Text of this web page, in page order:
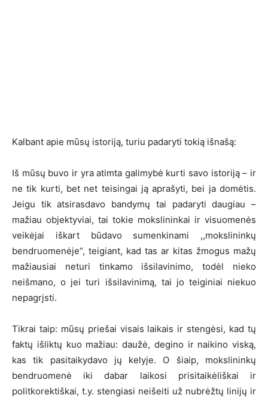
Kalbant apie mūsų istoriją, turiu padaryti tokią išnašą:
Iš mūsų buvo ir yra atimta galimybė kurti savo istoriją – ir
ne tik kurti, bet net teisingai ją aprašyti, bei ja domėtis.
Jeigu tik atsirasdavo bandymų tai padaryti daugiau –
mažiau objektyviai, tai tokie mokslininkai ir visuomenės
veikėjai iškart būdavo sumenkinami ,,mokslininkų
bendruomenėje“, teigiant, kad tas ar kitas žmogus mažų
mažiausiai neturi tinkamo išsilavinimo, todėl nieko
neišmano, o jei turi išsilavinimą, tai jo teiginiai niekuo
nepagrįsti.
Tikrai taip: mūsų priešai visais laikais ir stengėsi, kad tų
faktų išliktų kuo mažiau: daužė, degino ir naikino viską,
kas tik pasitaikydavo jų kelyje. O šiaip, mokslininkų
bendruomenė iki dabar laikosi prisitaikėliškai ir
politkorektiškai, t.y. stengiasi neišeiti už nubrėžtų linijų ir